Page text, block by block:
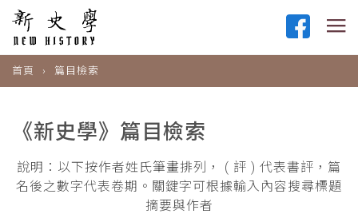
首頁 篇目檢索
《新史學》篇目檢索
說明：以下按作者姓氏筆畫排列， ( 評 ) 代表書評，篇
名後之數字代表卷期。關鍵字可根據輸入內容搜尋標題
摘要與作者